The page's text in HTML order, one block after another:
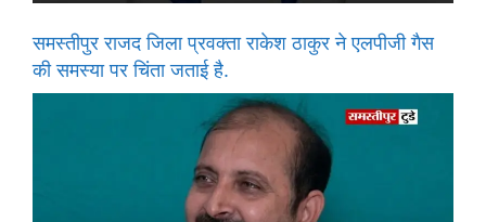
समस्तीपुर राजद जिला प्रवक्ता राकेश ठाकुर ने एलपीजी गैस
की समस्या पर चिंता जताई है.